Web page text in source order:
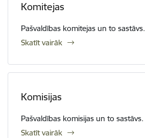
Komitejas
Pašvaldības komitejas un to sastāvs.
Skatīt vairāk
Komisijas
Pašvaldības komisijas un to sastāvs.
Skatīt vairāk